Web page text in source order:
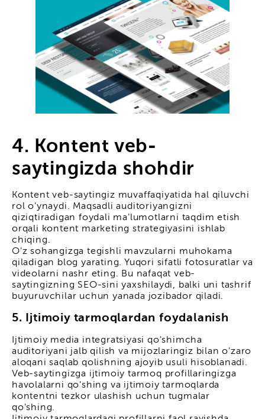
4. Kontent veb-
saytingizda shohdir
Kontent veb-saytingiz muvaffaqiyatida hal qiluvchi
rol o'ynaydi. Maqsadli auditoriyangizni
qiziqtiradigan foydali ma'lumotlarni taqdim etish
orqali kontent marketing strategiyasini ishlab
chiqing.
O'z sohangizga tegishli mavzularni muhokama
qiladigan blog yarating. Yuqori sifatli fotosuratlar va
videolarni nashr eting. Bu nafaqat veb-
saytingizning SEO-sini yaxshilaydi, balki uni tashrif
buyuruvchilar uchun yanada jozibador qiladi.
5. Ijtimoiy tarmoqlardan foydalanish
Ijtimoiy media integratsiyasi qo'shimcha
auditoriyani jalb qilish va mijozlaringiz bilan o'zaro
aloqani saqlab qolishning ajoyib usuli hisoblanadi.
Veb-saytingizga ijtimoiy tarmoq profillaringizga
havolalarni qo'shing va ijtimoiy tarmoqlarda
kontentni tezkor ulashish uchun tugmalar
qo'shing.